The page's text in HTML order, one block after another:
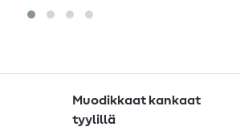
Muodikkaat kankaat
tyylillä